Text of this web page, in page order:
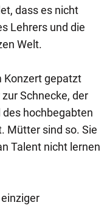
dass es nicht
Lehrers und die
Welt.
Konzert gepatzt
Schnecke, der
hochbegabten
Mütter sind so. Sie
Talent nicht lernen